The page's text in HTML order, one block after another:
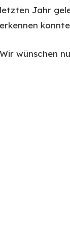
letzten Jahr
erkennen
Wir wünschen